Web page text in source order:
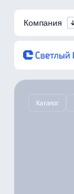
Компания
Каталог